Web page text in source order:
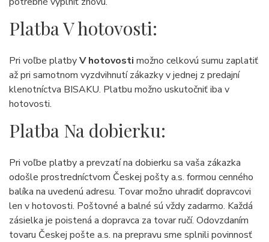
Platba V hotovosti:
Pri voľbe platbyV hotovosti možno celkovú sumu zaplatiť
až pri samotnom vyzdvihnutí zákazky v jednej z predajní
klenotníctva BISAKU. Platbu možno uskutočniť iba v
hotovosti.
Platba Na dobierku:
Pri voľbe platby a prevzatí na dobierku sa vaša zákazka
odošle prostredníctvom Českej pošty a.s. formou cenného
balíka na uvedenú adresu. Tovar možno uhradiť dopravcovi
len v hotovosti. Poštovné a balné sú vždy zadarmo. Každá
zásielka je poistená a dopravca za tovar ručí. Odovzdaním
tovaru Českej pošte a.s. na prepravu sme splnili povinnosť